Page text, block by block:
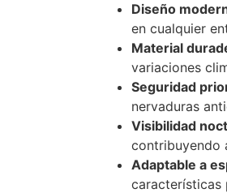
Diseño
en cualquier
Material
variaciones
Seguridad
nervaduras
Visibilidad
contribuyendo
Adaptable a
características